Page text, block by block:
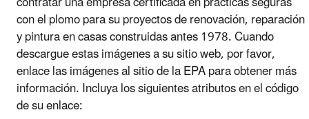
con el plomo para su proyectos de renovación, reparación
y pintura en casas construidas antes 1978. Cuando
descargue estas imágenes a su sitio web, por favor,
enlace las imágenes al sitio de la EPA para obtener más
información. Incluya los siguientes atributos en el código
de su enlace: